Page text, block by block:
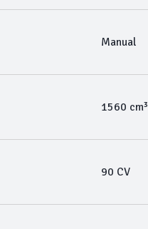
Manual
1560 cm³
90 CV